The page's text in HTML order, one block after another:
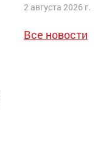
2 августа 2026 г.
Все новости